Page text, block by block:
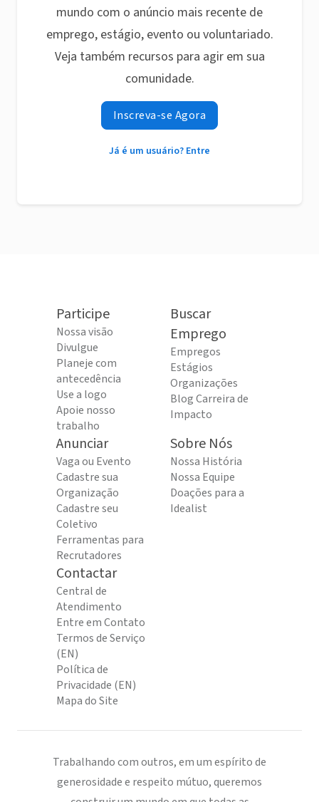
mundo com o anúncio mais recente de
emprego, estágio, evento ou voluntariado.
Veja também recursos para agir em sua
comunidade.
Inscreva-se Agora
Já é um usuário? Entre
Participe
Nossa visão
Divulgue
Planeje com
antecedência
Use a logo
Apoie nosso
trabalho
Buscar
Emprego
Empregos
Estágios
Organizações
Blog Carreira de
Impacto
Anunciar
Vaga ou Evento
Cadastre sua
Organização
Cadastre seu
Coletivo
Ferramentas para
Recrutadores
Sobre Nós
Nossa História
Nossa Equipe
Doações para a
Idealist
Contactar
Central de
Atendimento
Entre em Contato
Termos de Serviço
(EN)
Política de
Privacidade (EN)
Mapa do Site
Trabalhando com outros, em um espírito de
generosidade e respeito mútuo, queremos